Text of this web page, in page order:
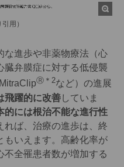
用）
な進歩や非薬物療法（心
臓弁膜症に対する低侵襲
Ⓡ＊2など）の進展
飛躍的に改善していま
的には根治不能な進行性
れば、治療の進歩は、終
もいえます。高齢化率が
不全罹患者数が増加する